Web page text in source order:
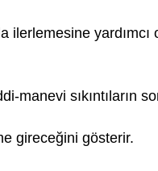
yardımcı
manevi sıkıntıların
gireceğini gösterir.